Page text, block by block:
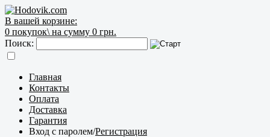
В вашей корзине:
0 покупок\ на сумму 0 грн.
Поиск:
Главная
Контакты
Оплата
Доставка
Гарантия
Вход с паролем/Регистрация